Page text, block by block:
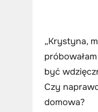
„Krystyna,
być
Czy
domowa?